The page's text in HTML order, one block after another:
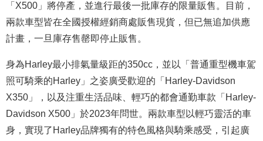
「X500」將停產，並進行最後一批庫存的限量販售。目前，
兩款車型皆在全國授權經銷商處販售現貨，但已無追加供應
計畫，一旦庫存售罄即停止販售。
身為Harley最小排氣量級距的350cc，並以「普通重型機車駕
照可騎乘的Harley」之姿廣受歡迎的「Harley-Davidson
X350」，以及注重生活品味、輕巧的都會通勤車款「Harley-
Davidson X500」於2023年問世。兩款車型以輕巧靈活的車
身，實現了Harley品牌獨有的特色風格與騎乘感受，引起廣